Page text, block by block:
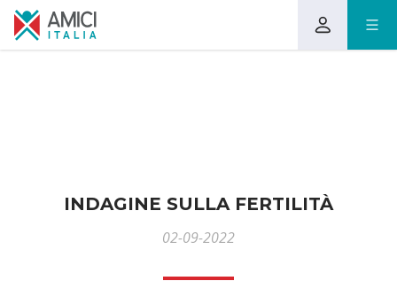
INDAGINE SULLA FERTILITÀ
02-09-2022